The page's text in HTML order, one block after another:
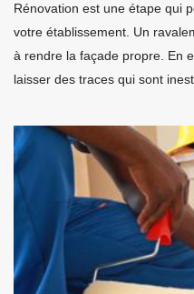
Rénovation est une étape qui
votre établissement. Un
à rendre la façade propre. En
laisser des traces qui sont